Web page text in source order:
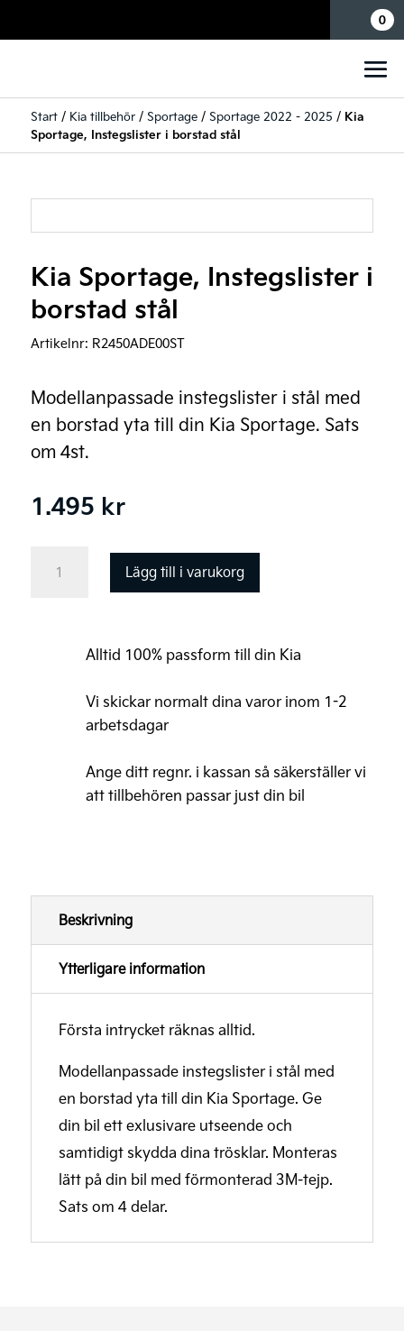
0
Start/ Kia tillbehör/ Sportage/ Sportage 2022 - 2025 / Kia
Sportage, Instegslister i borstad stål
Kia Sportage, Instegslister i
borstad stål
Artikelnr: R2450ADE00ST
Modellanpassade instegslister i stål med
en borstad yta till din Kia Sportage. Sats
om 4st.
1.495 kr
Lägg till i varukorg
Alltid 100% passform till din Kia
Vi skickar normalt dina varor inom 1-2
arbetsdagar
Ange ditt regnr. i kassan så säkerställer vi
att tillbehören passar just din bil
Beskrivning
Ytterligare information
Första intrycket räknas alltid.
Modellanpassade instegslister i stål med
en borstad yta till din Kia Sportage. Ge
din bil ett exlusivare utseende och
samtidigt skydda dina trösklar. Monteras
lätt på din bil med förmonterad 3M-tejp.
Sats om 4 delar.